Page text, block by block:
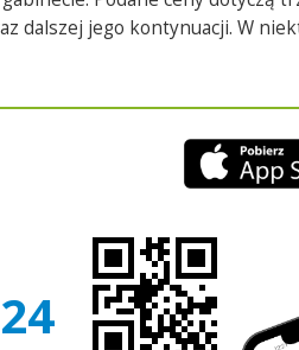
dalszej jego kontynuacji. W
24